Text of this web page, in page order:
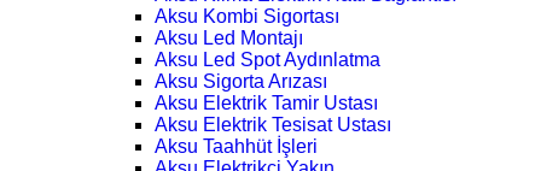
Aksu Kombi Sigortası
Aksu Led Montajı
Aksu Led Spot Aydınlatma
Aksu Sigorta Arızası
Aksu Elektrik Tamir Ustası
Aksu Elektrik Tesisat Ustası
Aksu Taahhüt İşleri